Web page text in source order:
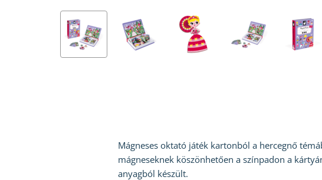
Mágneses oktató játék kartonból a hercegnő
mágneseknek köszönhetően a színpadon a
anyagból készült.